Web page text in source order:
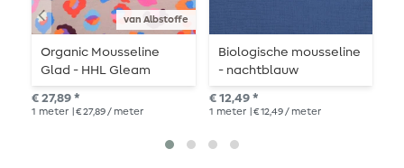
van Albstoffe
Organic Mousseline
Glad - HHL Gleam
Glamouflage Zand
€ 27,89 *
1 meter | € 27,89 / meter
Biologische mousseline
- nachtblauw
€ 12,49 *
1 meter | € 12,49 / meter